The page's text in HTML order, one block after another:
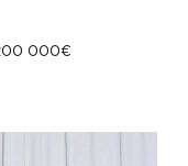
000€